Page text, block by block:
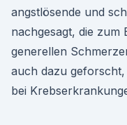
angstlösende und
nachgesagt, die zum
generellen
auch dazu
bei